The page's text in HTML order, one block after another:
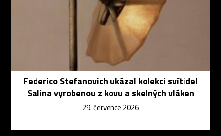
Federico Stefanovich ukázal kolekci svítidel
Salina vyrobenou z kovu a skelných vláken
29. července 2026